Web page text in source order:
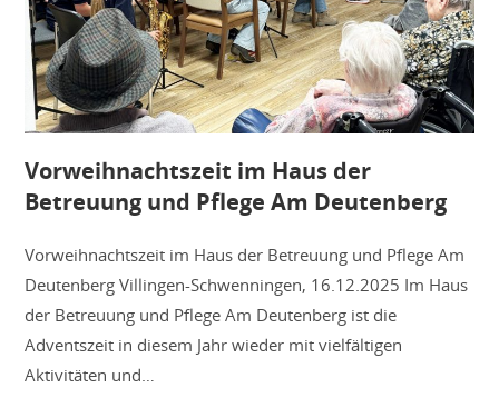
Vorweihnachtszeit im Haus der
Betreuung und Pflege Am Deutenberg
Vorweihnachtszeit im Haus der Betreuung und Pflege Am
Deutenberg Villingen-Schwenningen, 16.12.2025 Im Haus
der Betreuung und Pflege Am Deutenberg ist die
Adventszeit in diesem Jahr wieder mit vielfältigen
Aktivitäten und…